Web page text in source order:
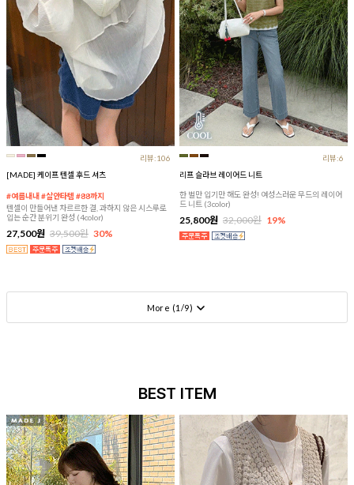
리뷰:106
[MADE] 케이프 텐셀 후드 셔츠
#여름내내 #살안타템 #88까지
텐셀이 만들어낸 차르르한 결, 과하지 않은 시스루로
입는 순간 분위기 완성 (4color)
27,500원 39,500원 30%
리뷰:6
리프 슬라브 레이어드 니트
한 벌만 입기만 해도 완성! 여성스러운 무드의 레이어
드 니트 (3color)
25,800원 32,000원 19%
More (1 /9)
BEST ITEM